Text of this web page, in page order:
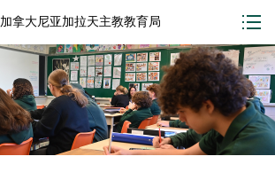
加拿大尼亚加拉天主教教育局